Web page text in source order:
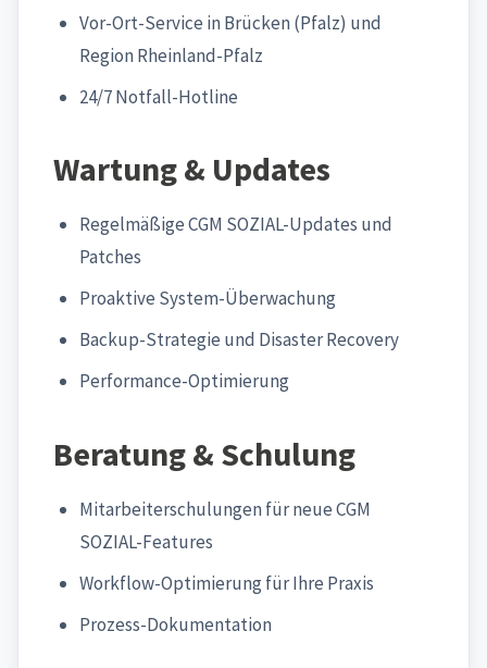
Vor-Ort-Service in Brücken (Pfalz) und
Region Rheinland-Pfalz
24/7 Notfall-Hotline
Wartung & Updates
Regelmäßige CGM SOZIAL-Updates und
Patches
Proaktive System-Überwachung
Backup-Strategie und Disaster Recovery
Performance-Optimierung
Beratung & Schulung
Mitarbeiterschulungen für neue CGM
SOZIAL-Features
Workflow-Optimierung für Ihre Praxis
Prozess-Dokumentation